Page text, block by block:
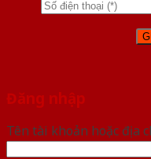
Đăng nhập
Tên tài khoản hoặc địa